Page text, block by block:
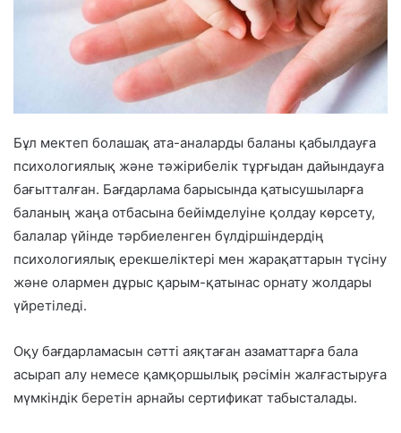
Бұл мектеп болашақ ата-аналарды баланы қабылдауға
психологиялық және тәжірибелік тұрғыдан дайындауға
бағытталған. Бағдарлама барысында қатысушыларға
баланың жаңа отбасына бейімделуіне қолдау көрсету,
балалар үйінде тәрбиеленген бүлдіршіндердің
психологиялық ерекшеліктері мен жарақаттарын түсіну
және олармен дұрыс қарым-қатынас орнату жолдары
үйретіледі.
Оқу бағдарламасын сәтті аяқтаған азаматтарға бала
асырап алу немесе қамқоршылық рәсімін жалғастыруға
мүмкіндік беретін арнайы сертификат табысталады.